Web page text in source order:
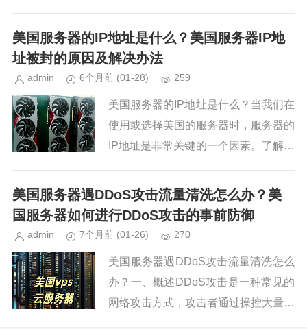
洛杉矶服务器都以其高效、灵活、定制
化的服务而闻名。接下来，我们将...
美国服务器的IP地址是什么？美国服务器IP地
址被封的原因及解决办法
admin 6个月前 (01-28) 259
美国服务器的IP地址是什么？当我们在
使用或选择美国的服务器时，服务器的
IP地址是非常关键的一个因素。了解和
保网络服务的顺畅和安全至关重要。下
面将详细讨论与美国服务器...
美国服务器遇DDoS攻击流量清洗怎么办？美
国服务器如何进行DDoS攻击的事前防御
admin 7个月前 (01-26) 270
美国服务器遇DDoS攻击流量清洗怎么
办？一、概述DDoS攻击是一种常见的
网络攻击方式，攻击者通过操控大量的